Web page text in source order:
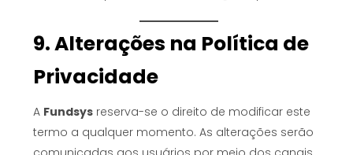
9. Alterações na Política de
Privacidade
A Fundsys reserva-se o direito de modificar este
termo a qualquer momento. As alterações serão